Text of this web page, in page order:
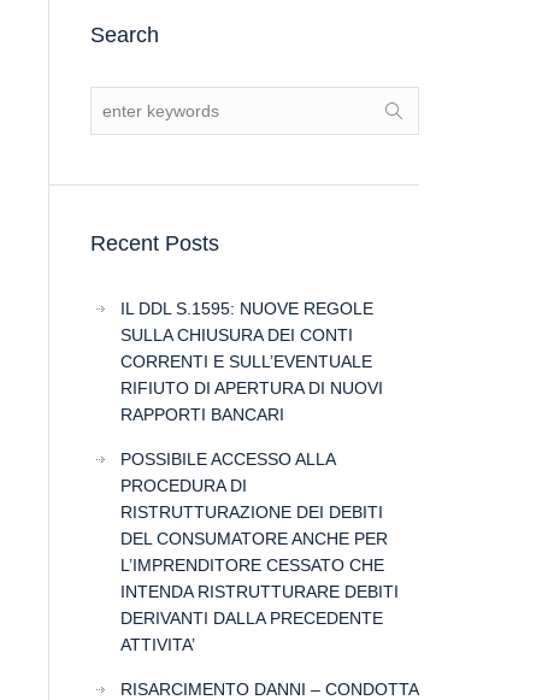
Search
Recent Posts
IL DDL S.1595: NUOVE REGOLE
SULLA CHIUSURA DEI CONTI
CORRENTI E SULL’EVENTUALE
RIFIUTO DI APERTURA DI NUOVI
RAPPORTI BANCARI
POSSIBILE ACCESSO ALLA
PROCEDURA DI
RISTRUTTURAZIONE DEI DEBITI
DEL CONSUMATORE ANCHE PER
L’IMPRENDITORE CESSATO CHE
INTENDA RISTRUTTURARE DEBITI
DERIVANTI DALLA PRECEDENTE
ATTIVITA’
RISARCIMENTO DANNI – CONDOTTA